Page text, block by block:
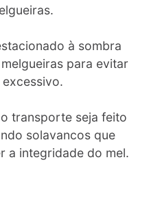
à sombra
para evitar
transporte seja feito
solavancos que
a integridade do mel.